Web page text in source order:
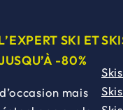
SKI ET
-80%
mais